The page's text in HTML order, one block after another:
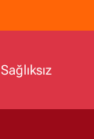
Sağlıksız